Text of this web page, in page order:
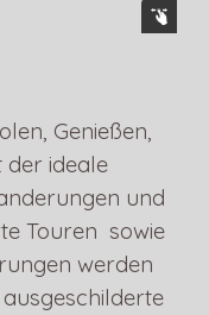
Genießen,
der ideale
und
Touren sowie
werden
ausgeschilderte